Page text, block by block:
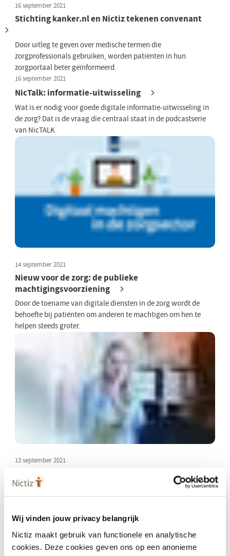
Wij vinden jouw privacy belangrijk
Nictiz maakt gebruik van functionele en analytische
cookies. Deze cookies geven ons op een anonieme
16 september 2021
Stichting kanker.nl en Nictiz tekenen convenant
Door uitleg te geven over medische termen die
zorgprofessionals gebruiken, worden patiënten in hun
zorgportaal beter geïnformeerd.
16 september 2021
NicTalk: informatie-uitwisseling
Wat is er nodig voor goede digitale informatie-uitwisseling in
de zorg? Dat is de vraag die centraal staat in de podcastserie
van NicTALK.
14 september 2021
Nieuw voor de zorg: de publieke
machtigingsvoorziening
Door de toename van digitale diensten in de zorg wordt de
behoefte bij patiënten om anderen te machtigen om hen te
helpen steeds groter.
13 september 2021
Leverancier Gino gekwalificeerd voor
gegevensuitwisseling
eisen.